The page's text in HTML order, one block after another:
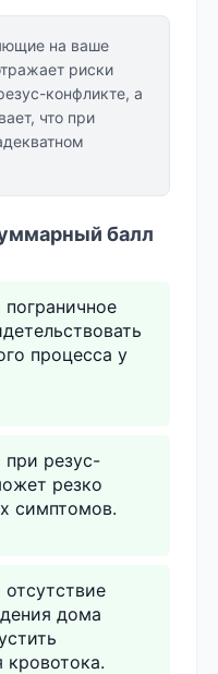
на ваше
риски
конфликте, а
что при
балл
процесса у
при резус-
резко
симптомов.
дома
кровотока.